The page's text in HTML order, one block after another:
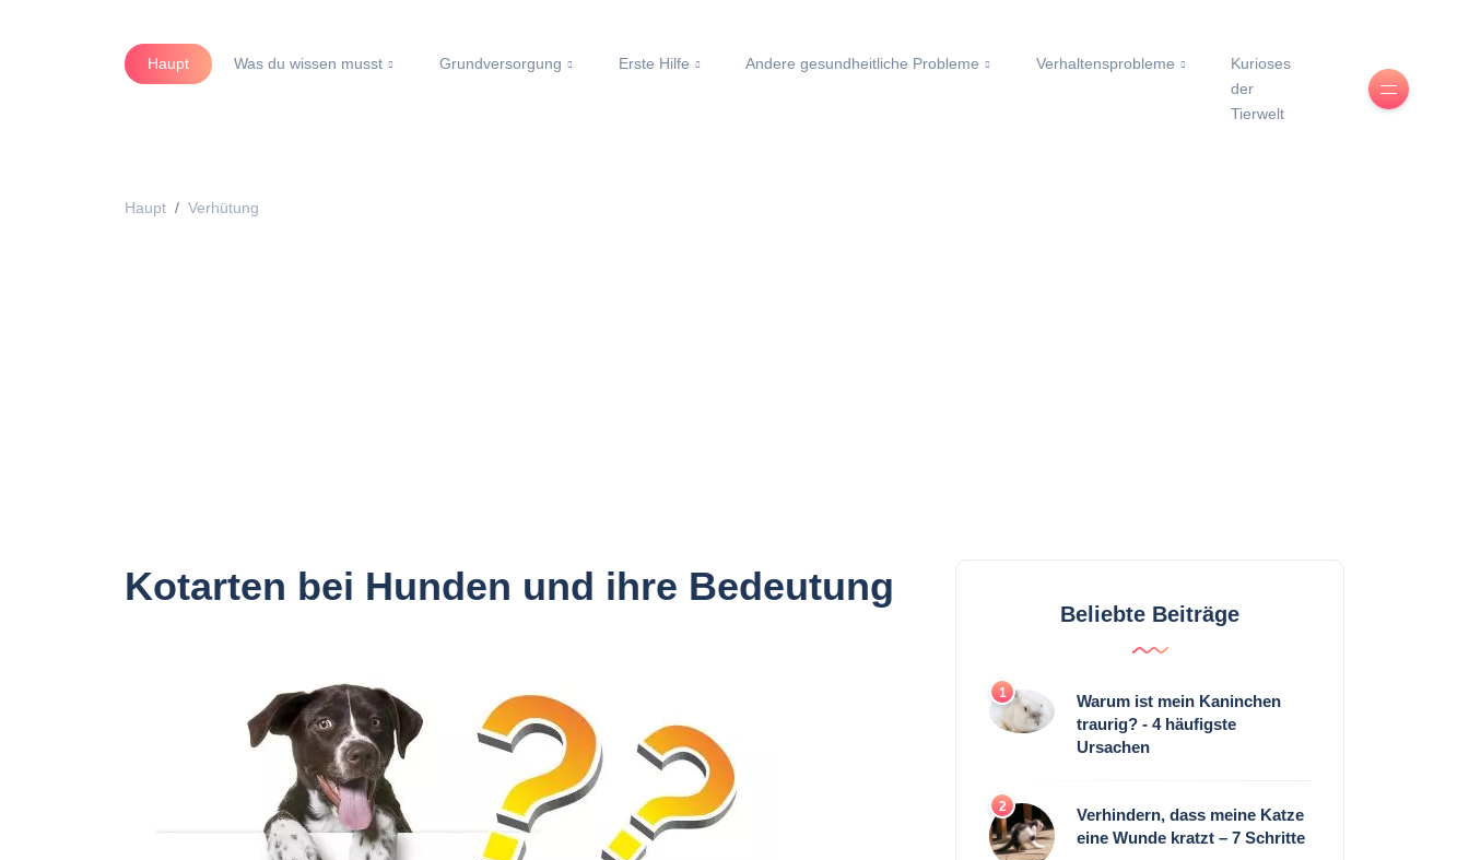
Haupt Was du wissen musst Grundversorgung Erste Hilfe Andere gesundheitliche Probleme Verhaltensprobleme
Kurioses
der
Tierwelt
Haupt Verhütung
Kotarten bei Hunden und ihre Bedeutung
Beliebte Beiträge
1
Warum ist mein Kaninchen
traurig? - 4 häufigste
Ursachen
2
Verhindern, dass meine Katze
eine Wunde kratzt – 7 Schritte